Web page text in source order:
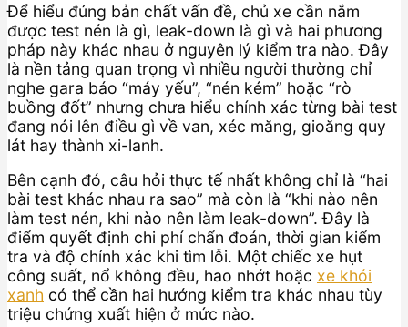
Để hiểu đúng bản chất vấn đề, chủ xe cần nắm
được test nén là gì, leak-down là gì và hai phương
pháp này khác nhau ở nguyên lý kiểm tra nào. Đây
là nền tảng quan trọng vì nhiều người thường chỉ
nghe gara báo “máy yếu”, “nén kém” hoặc “rò
buồng đốt” nhưng chưa hiểu chính xác từng bài test
đang nói lên điều gì về van, xéc măng, gioăng quy
lát hay thành xi-lanh.
Bên cạnh đó, câu hỏi thực tế nhất không chỉ là “hai
bài test khác nhau ra sao” mà còn là “khi nào nên
làm test nén, khi nào nên làm leak-down”. Đây là
điểm quyết định chi phí chẩn đoán, thời gian kiểm
tra và độ chính xác khi tìm lỗi. Một chiếc xe hụt
công suất, nổ không đều, hao nhớt hoặc xe khói
xanh có thể cần hai hướng kiểm tra khác nhau tùy
triệu chứng xuất hiện ở mức nào.